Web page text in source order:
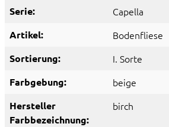
Serie: Capella
Artikel: Bodenfliese
Sortierung: I. Sorte
Farbgebung: beige
Hersteller
Farbbezeichnung:
birch